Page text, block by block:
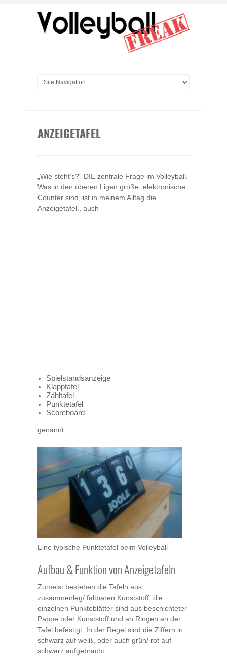
ANZEIGETAFEL
„Wie steht’s?“ DIE zentrale Frage im Volleyball.
Was in den oberen Ligen große, elektronische
Counter sind, ist in meinem Alltag die
Anzeigetafel., auch
Spielstandsanzeige
Klapptafel
Zähltafel
Punktetafel
Scoreboard
genannt.
Eine typische Punktetafel beim Volleyball
Aufbau & Funktion von Anzeigetafeln
Zumeist bestehen die Tafeln aus
zusammenleg/ faltbaren Kunststoff, die
einzelnen Punkteblätter sind aus beschichteter
Pappe oder Kunststoff und an Ringen an der
Tafel befestigt. In der Regel sind die Ziffern in
schwarz auf weiß, oder auch grün/ rot auf
schwarz aufgebracht.